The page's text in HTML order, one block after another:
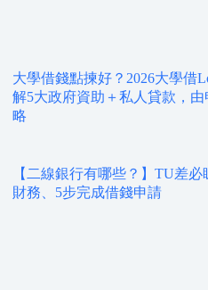
大學借錢點揀好？2026大學借
解5大政府資助＋私人貸款，
略
【二線銀行有哪些？】TU差
財務、5步完成借錢申請